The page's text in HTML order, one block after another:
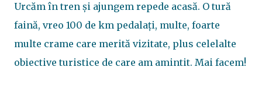
Urcăm în tren și ajungem repede acasă. O tură
faină, vreo 100 de km pedalați, multe, foarte
multe crame care merită vizitate, plus celelalte
obiective turistice de care am amintit. Mai facem!